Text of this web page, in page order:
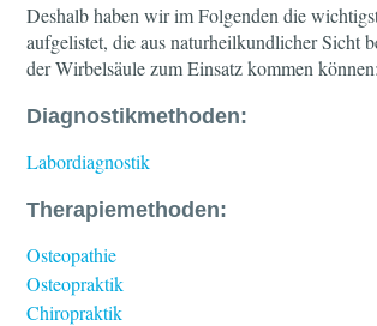
Deshalb haben wir im Folgenden die
aufgelistet, die aus naturheilkundlicher Sicht
der Wirbelsäule zum Einsatz kommen können:
Diagnostikmethoden:
Labordiagnostik
Therapiemethoden:
Osteopathie
Osteopraktik
Chiropraktik